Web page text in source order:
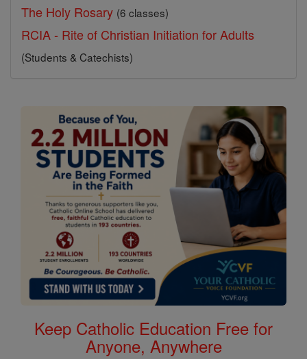
The Holy Rosary (6 classes)
RCIA - Rite of Christian Initiation for Adults
(Students & Catechists)
Keep Catholic Education Free for
Anyone, Anywhere